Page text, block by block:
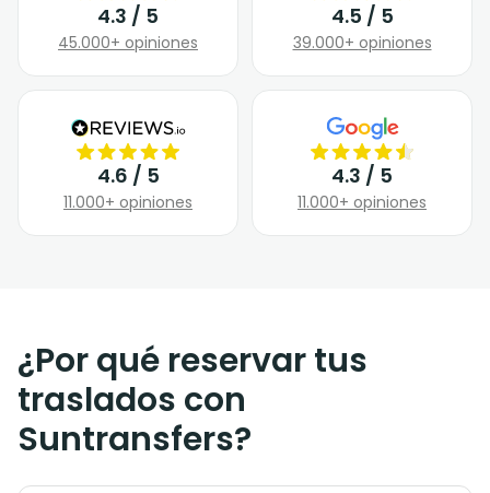
4.3 / 5
45.000+ opiniones
4.5 / 5
39.000+ opiniones
4.6 / 5
11.000+ opiniones
4.3 / 5
11.000+ opiniones
¿Por qué reservar tus
traslados con
Suntransfers?